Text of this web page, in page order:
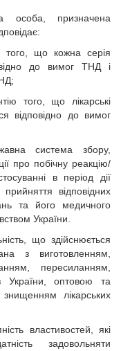
особа, призначена
що кожна серія
до вимог ТНД і
того, що лікарські
відповідно до вимог
система збору,
про побічну реакцію/
в період дії
відповідних
та його медичного
України.
що здійснюється
з виготовленням,
пересиланням,
України, оптовою та
лікарських
властивостей, які
задовольняти